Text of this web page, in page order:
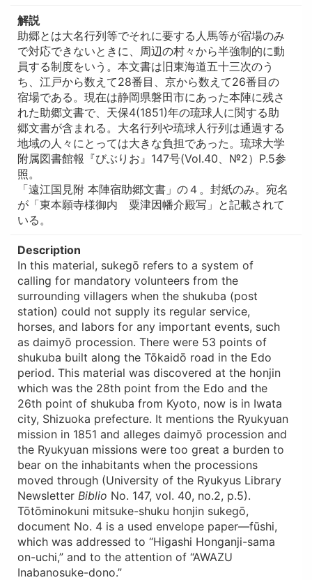
解説
助郷とは大名行列等でそれに要する人馬等が宿場のみ
で対応できないときに、周辺の村々から半強制的に動
員する制度をいう。本文書は旧東海道五十三次のう
ち、江戸から数えて28番目、京から数えて26番目の
宿場である。現在は静岡県磐田市にあった本陣に残さ
れた助郷文書で、天保4(1851)年の琉球人に関する助
郷文書が含まれる。大名行列や琉球人行列は通過する
地域の人々にとっては大きな負担であった。琉球大学
附属図書館報『びぶりお』147号(Vol.40、№2）P.5参
照。
「遠江国見附 本陣宿助郷文書」の４。封紙のみ。宛名
が「東本願寺様御内 粟津因幡介殿写」と記載されて
いる。
Description
In this material, sukegō refers to a system of
calling for mandatory volunteers from the
surrounding villagers when the shukuba (post
station) could not supply its regular service,
horses, and labors for any important events, such
as daimyō procession. There were 53 points of
shukuba built along the Tōkaidō road in the Edo
period. This material was discovered at the honjin
which was the 28th point from the Edo and the
26th point of shukuba from Kyoto, now is in Iwata
city, Shizuoka prefecture. It mentions the Ryukyuan
mission in 1851 and alleges daimyō procession and
the Ryukyuan missions were too great a burden to
bear on the inhabitants when the processions
moved through (University of the Ryukyus Library
Newsletter Biblio No. 147, vol. 40, no.2, p.5).
Tōtōminokuni mitsuke-shuku honjin sukegō,
document No. 4 is a used envelope paper—fūshi,
which was addressed to “Higashi Honganji-sama
on-uchi,” and to the attention of “AWAZU
Inabanosuke-dono.”